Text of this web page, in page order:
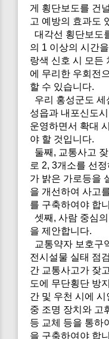
게 횡단보도를 건
고 예방의 효과도
대각선 횡단보도
의 1 이상의 시간
랑색 신호 시 모든
에 무리한 우회전
할 수 있습니다.
우리 홍성군도
성읍과 내포신도
운영하면서 확대
야 할 것입니다.
둘째, 교통사고
로 2, 3개소를 선
가 밝은 가로등을
을 개선하여 사고
를 구축하여야 합
셋째, 사람 중심
을 제안합니다.
교통약자 보호구
전시설물 실태 점
간 교통사고가 잦
도에 무단횡단 방
간 및 우천 시에
중 조명 장치와 고
등 교체 등을 통하
을 구축하여야 합